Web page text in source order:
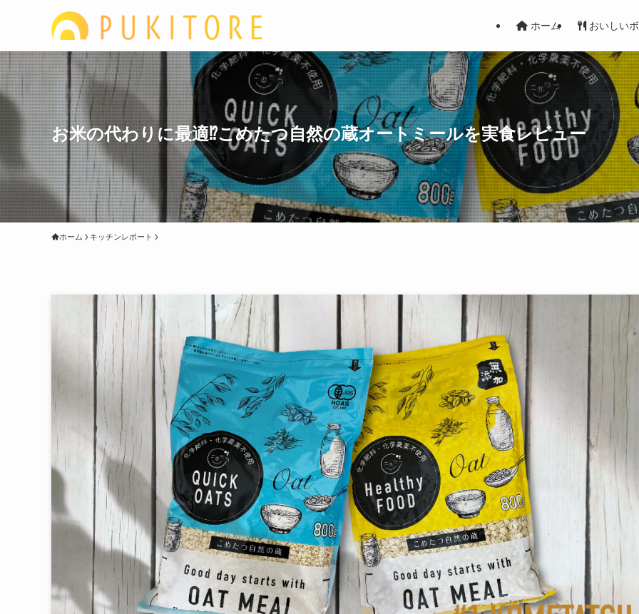
ホーム おいしい
お米の代わりに最適⁉︎こめたつ自然の蔵オートミールを実食レビュー
ホーム キッチンレポート